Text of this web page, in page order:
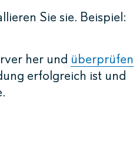
Sie sie. Beispiel:
her und überprüfen
erfolgreich ist und